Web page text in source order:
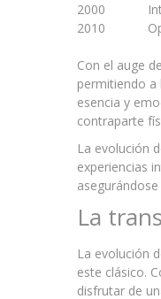
2000
2010
Con el auge
permitiendo a
esencia y
contraparte
La evolución
experiencias
La
La evolución
este clásico.
disfrutar de